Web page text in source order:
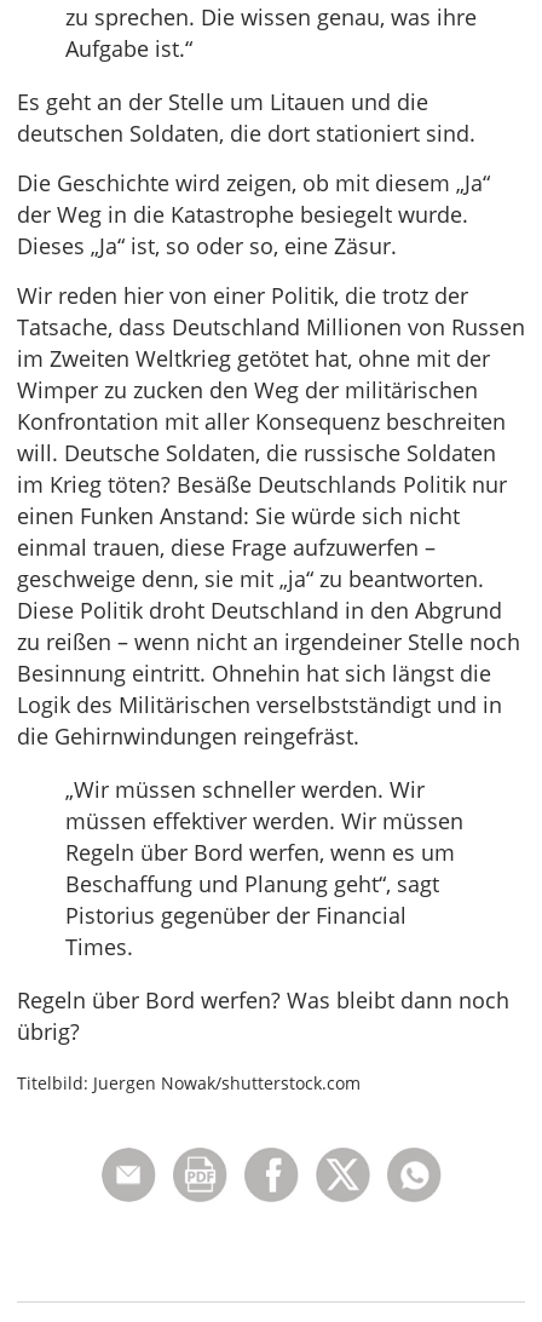
zu sprechen. Die wissen genau, was ihre
Aufgabe ist.“
Es geht an der Stelle um Litauen und die
deutschen Soldaten, die dort stationiert sind.
Die Geschichte wird zeigen, ob mit diesem „Ja“
der Weg in die Katastrophe besiegelt wurde.
Dieses „Ja“ ist, so oder so, eine Zäsur.
Wir reden hier von einer Politik, die trotz der
Tatsache, dass Deutschland Millionen von Russen
im Zweiten Weltkrieg getötet hat, ohne mit der
Wimper zu zucken den Weg der militärischen
Konfrontation mit aller Konsequenz beschreiten
will. Deutsche Soldaten, die russische Soldaten
im Krieg töten? Besäße Deutschlands Politik nur
einen Funken Anstand: Sie würde sich nicht
einmal trauen, diese Frage aufzuwerfen –
geschweige denn, sie mit „ja“ zu beantworten.
Diese Politik droht Deutschland in den Abgrund
zu reißen – wenn nicht an irgendeiner Stelle noch
Besinnung eintritt. Ohnehin hat sich längst die
Logik des Militärischen verselbstständigt und in
die Gehirnwindungen reingefräst.
„Wir müssen schneller werden. Wir
müssen effektiver werden. Wir müssen
Regeln über Bord werfen, wenn es um
Beschaffung und Planung geht“, sagt
Pistorius gegenüber der Financial
Times.
Regeln über Bord werfen? Was bleibt dann noch
übrig?
Titelbild: Juergen Nowak/shutterstock.com